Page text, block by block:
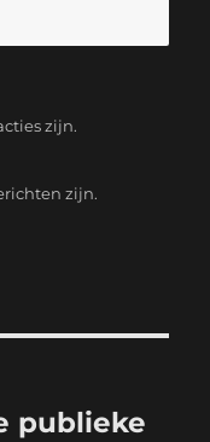
zijn.
zijn.
publieke